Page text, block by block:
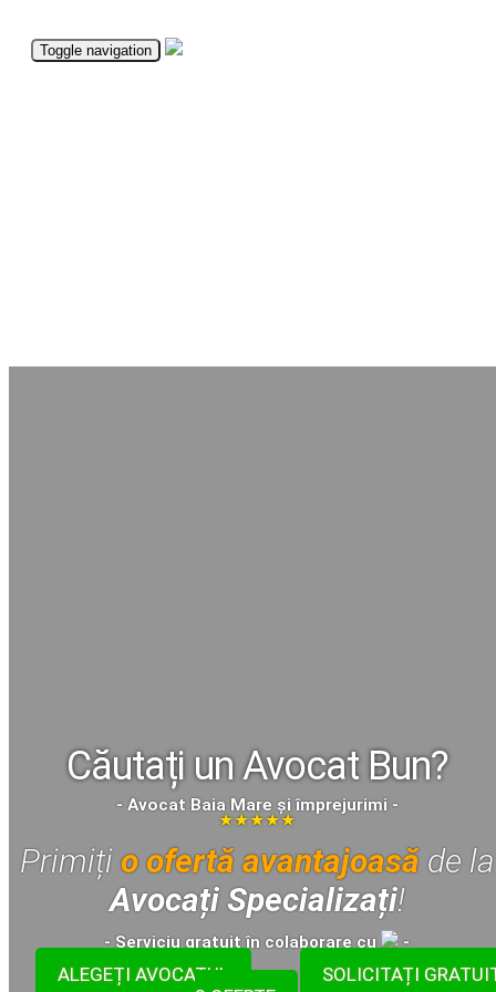
Toggle navigation
Căutați un Avocat Bun?
- Avocat Baia Mare și împrejurimi -
★★★★★
Primiți o ofertă avantajoasă de la
Avocați Specializați!
- Serviciu gratuitîn colaborare cu -
ALEGEȚI AVOCATUL
SOLICITAȚI